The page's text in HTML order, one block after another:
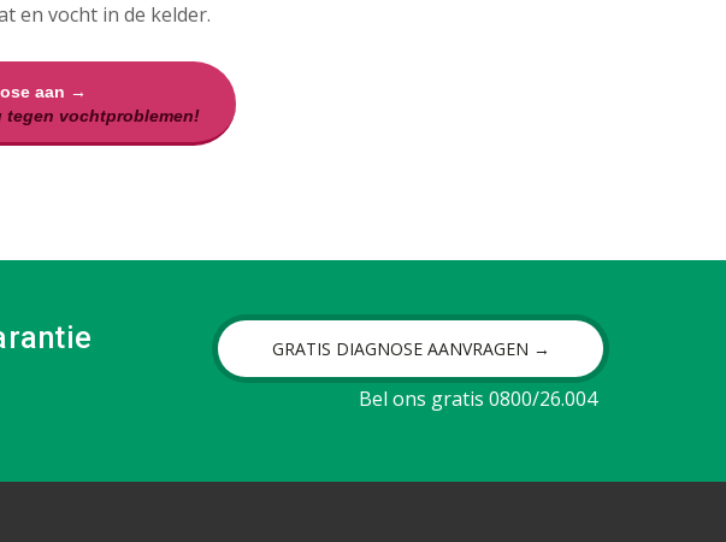
en vocht in de kelder.
aan →
vochtproblemen!
GRATIS DIAGNOSE AANVRAGEN →
Bel ons gratis 0800/26.004